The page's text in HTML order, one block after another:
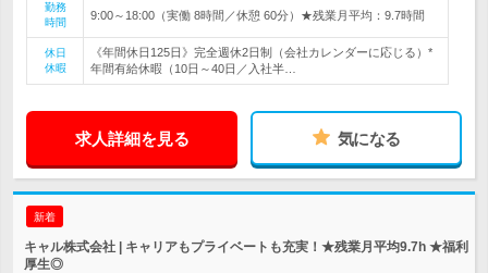
勤務
時間
9:00～18:00（実働 8時間／休憩 60分）★残業月平均：9.7時間
休日
休暇
《年間休日125日》完全週休2日制（会社カレンダーに応じる）*
年間有給休暇（10日～40日／入社半…
求人詳細を見る 気になる
新着
キャル株式会社 | キャリアもプライベートも充実！★残業月平均9.7h ★福利
厚生◎